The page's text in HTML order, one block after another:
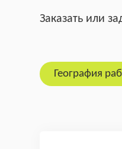
Заказать или
География